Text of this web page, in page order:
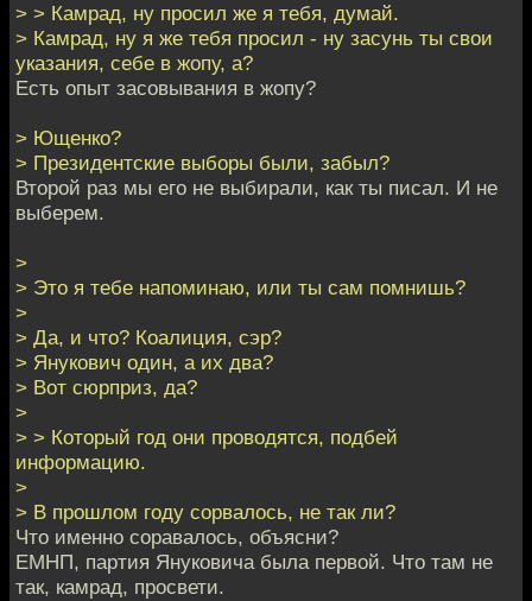
> > Камрад, ну просил же я тебя, думай.
> Камрад, ну я же тебя просил - ну засунь ты свои
указания, себе в жопу, а?
Есть опыт засовывания в жопу?
> Ющенко?
> Президентские выборы были, забыл?
Второй раз мы его не выбирали, как ты писал. И не
выберем.
>
> Это я тебе напоминаю, или ты сам помнишь?
>
> Да, и что? Коалиция, сэр?
> Янукович один, а их два?
> Вот сюрприз, да?
>
> > Который год они проводятся, подбей
информацию.
>
> В прошлом году сорвалось, не так ли?
Что именно соравалось, объясни?
ЕМНП, партия Януковича была первой. Что там не
так, камрад, просвети.